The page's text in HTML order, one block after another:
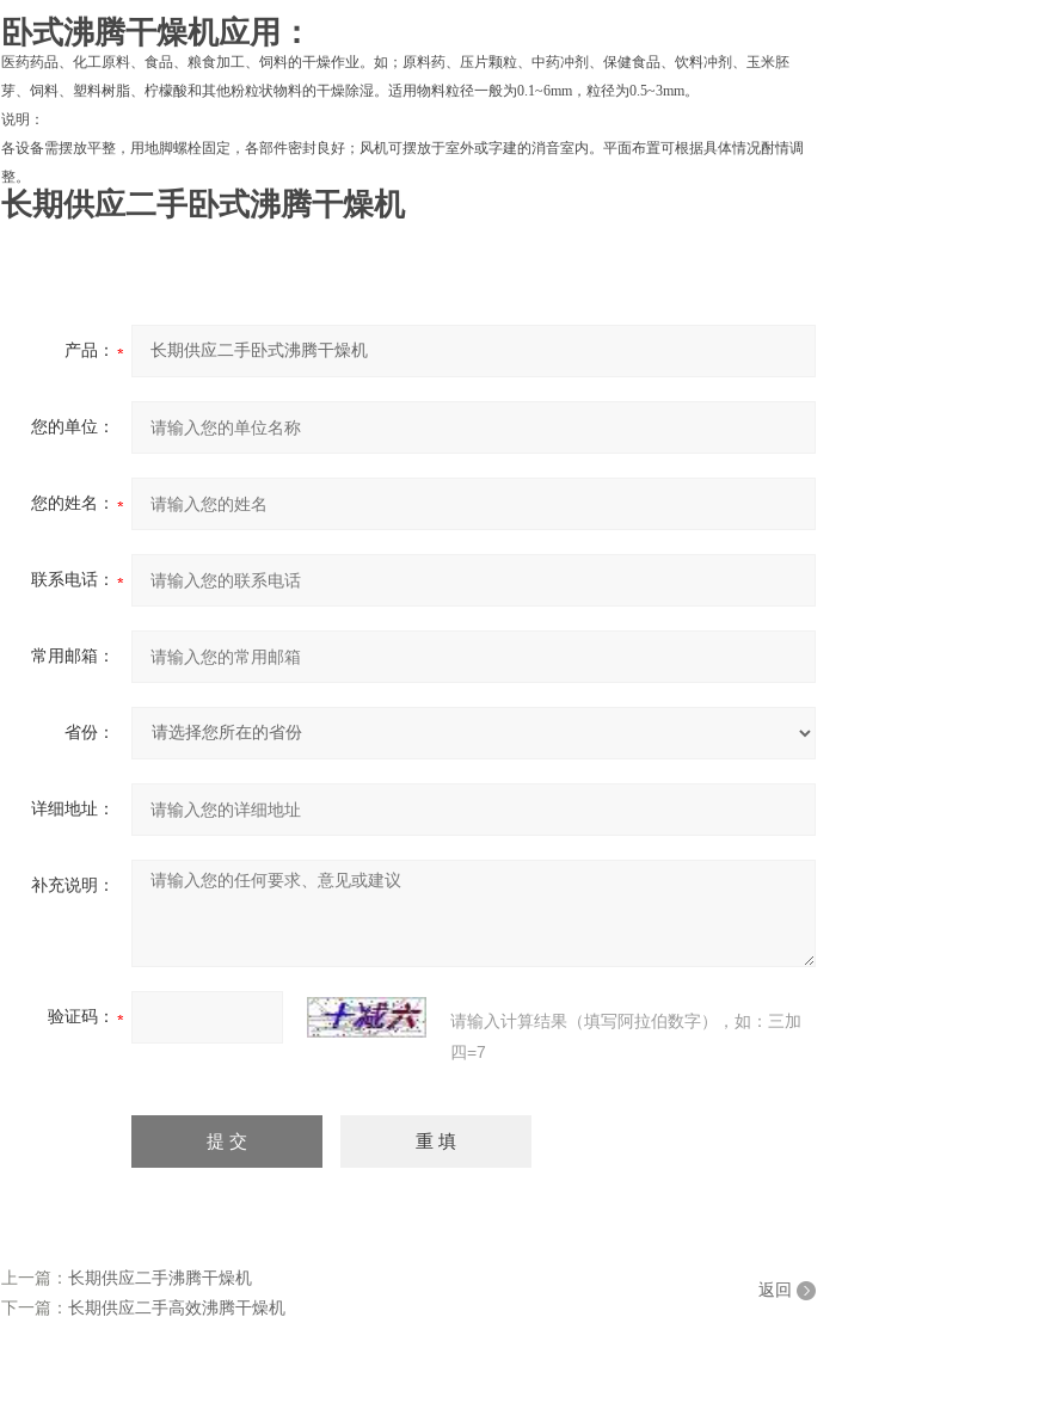
卧式沸腾干燥机应用：
医药药品、化工原料、食品、粮食加工、饲料的干燥作业。如；原料药、压片颗粒、中药冲剂、保健食品、饮料冲剂、玉米胚
芽、饲料、塑料树脂、柠檬酸和其他粉粒状物料的干燥除湿。适用物料粒径一般为0.1~6mm，粒径为0.5~3mm。
说明：
各设备需摆放平整，用地脚螺栓固定，各部件密封良好；风机可摆放于室外或字建的消音室内。平面布置可根据具体情况酎情调
整。
长期供应二手卧式沸腾干燥机
产品：
您的单位：
您的姓名：
联系电话：
常用邮箱：
省份：
详细地址：
补充说明：
验证码：
请输入计算结果（填写阿拉伯数字），如：三加
四=7
上一篇： 长期供应二手沸腾干燥机
下一篇： 长期供应二手高效沸腾干燥机
返回